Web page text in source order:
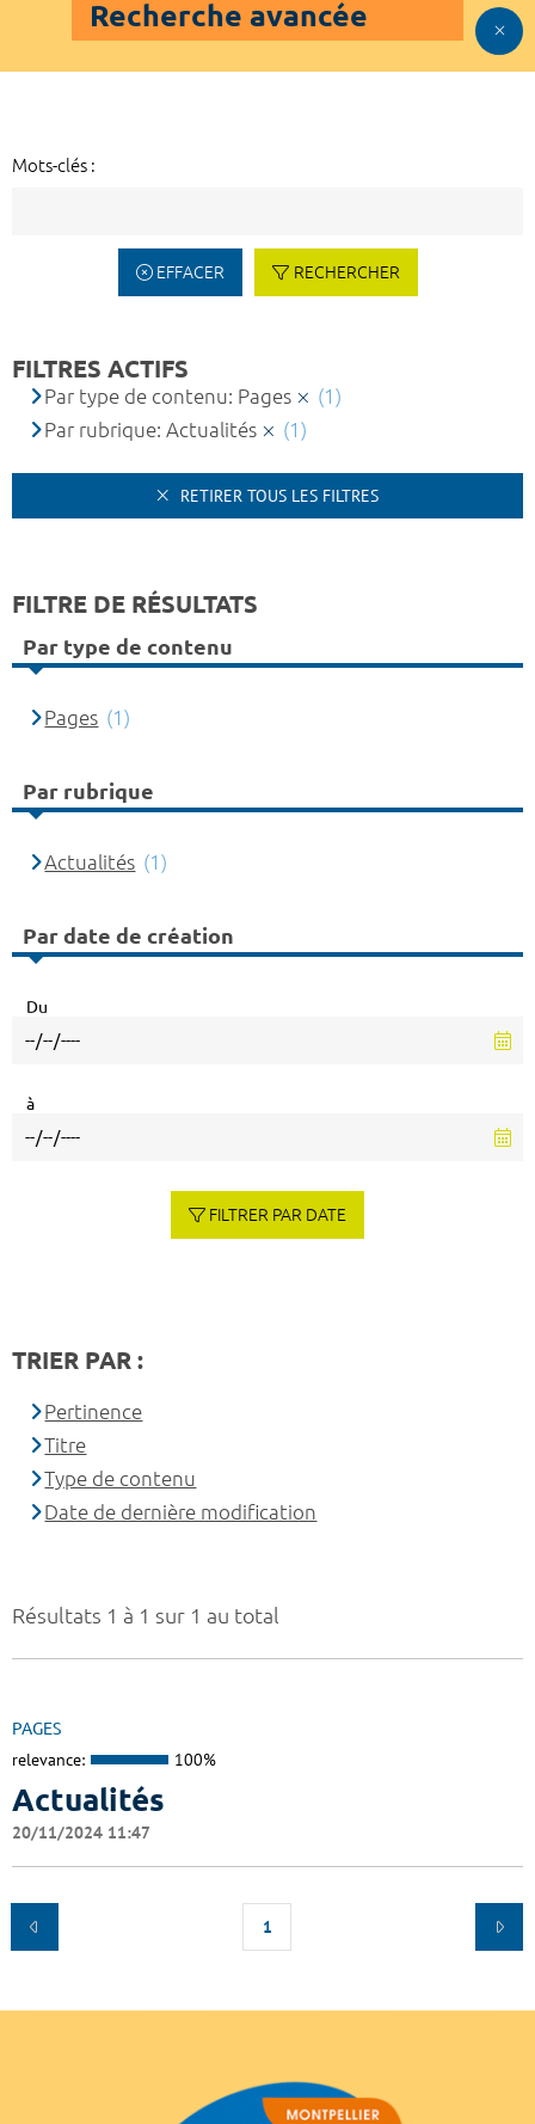
Recherche avancée
Mots-clés :
EFFACER RECHERCHER
Résultats 1 à 1 sur 1 au total
PAGES
relevance: 100%
Actualités
20/11/2024 11:47
1
FILTRES ACTIFS
Par type de contenu: Pages
(1)
Par rubrique: Actualités
(1)
RETIRER TOUS LES FILTRES
FILTRE DE RÉSULTATS
Par type de contenu
Pages (1)
Par rubrique
Actualités (1)
Par date de création
Du
à
FILTRER PAR DATE
TRIER PAR :
Pertinence
Titre
Type de contenu
Date de dernière modification